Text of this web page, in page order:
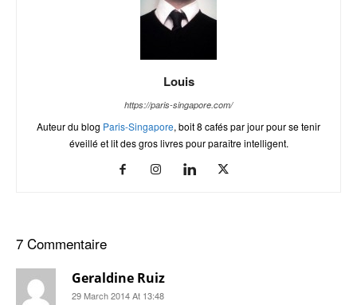
Louis
https://paris-singapore.com/
Auteur du blog Paris-Singapore, boit 8 cafés par jour pour se tenir
éveillé et lit des gros livres pour paraître intelligent.
7 Commentaire
Geraldine Ruiz
29 March 2014 At 13:48